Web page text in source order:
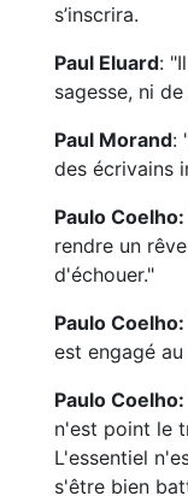
s’inscrira.
Paul Eluard:
sagesse, ni
Paul Morand:
des écrivains
Paulo Coelho:
rendre un
d'échouer."
Paulo Coelho:
est engagé
Paulo Coelho:
n'est point le
L'essentiel
s'être bien